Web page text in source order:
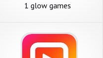
1 glow games